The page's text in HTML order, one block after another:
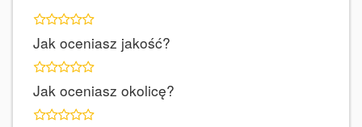
Jak oceniasz jakość?
Jak oceniasz okolicę?